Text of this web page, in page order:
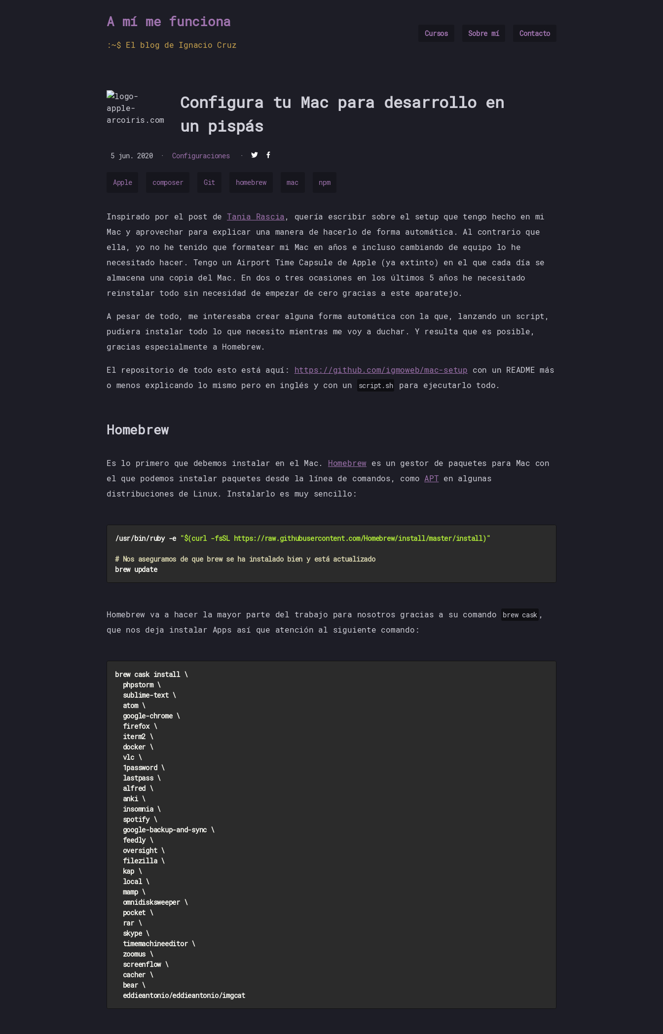
A mí me funciona
El blog de Ignacio Cruz
Cursos Sobre mí Contacto
Configura tu Mac para desarrollo en
un pispás
5 jun. 2020 · Configuraciones ·
Apple composer Git homebrew mac npm
Inspirado por el post de Tania Rascia , quería escribir sobre el setup que tengo hecho en mi
Mac y aprovechar para explicar una manera de hacerlo de forma automática. Al contrario que
ella, yo no he tenido que formatear mi Mac en años e incluso cambiando de equipo lo he
necesitado hacer. Tengo un Airport Time Capsule de Apple (ya extinto) en el que cada día se
almacena una copia del Mac. En dos o tres ocasiones en los últimos 5 años he necesitado
reinstalar todo sin necesidad de empezar de cero gracias a este aparatejo.
A pesar de todo, me interesaba crear alguna forma automática con la que, lanzando un script,
pudiera instalar todo lo que necesito mientras me voy a duchar. Y resulta que es posible,
gracias especialmente a Homebrew.
El repositorio de todo esto está aquí: https://github.com/igmoweb/mac-setup con un README más
o menos explicando lo mismo pero en inglés y con un
script.sh para ejecutarlo todo.
Homebrew
Es lo primero que debemos instalar en el Mac. Homebrew es un gestor de paquetes para Mac con
el que podemos instalar paquetes desde la línea de comandos, como APT en algunas
distribuciones de Linux. Instalarlo es muy sencillo:
/usr/bin/ruby -e "$(curl -fsSL https://raw.githubusercontent.com/Homebrew/install/master/install)"
# Nos aseguramos de que brew se ha instalado bien y está actualizado
brew update
Homebrew va a hacer la mayor parte del trabajo para nosotros gracias a su comando brew cask ,
que nos deja instalar Apps así que atención al siguiente comando:
brew cask install \
  phpstorm \
  sublime-text \
  atom \
  google-chrome \
  firefox \
  iterm2 \
  docker \
  vlc \
  1password \
  lastpass \
  alfred \
  anki \
  insomnia \
  spotify \
  google-backup-and-sync \
  feedly \
  oversight \
  filezilla \
  kap \
  local \
  mamp \
  omnidisksweeper \
  pocket \
  rar \
  skype \
  timemachineeditor \
  zoomus \
  screenflow \
  cacher \
  bear \
  eddieantonio/eddieantonio/imgcat